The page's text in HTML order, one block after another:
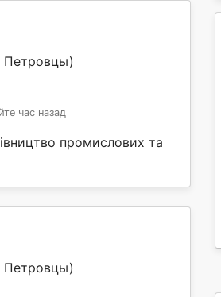
Петровцы)
час назад
промислових та
Петровцы)